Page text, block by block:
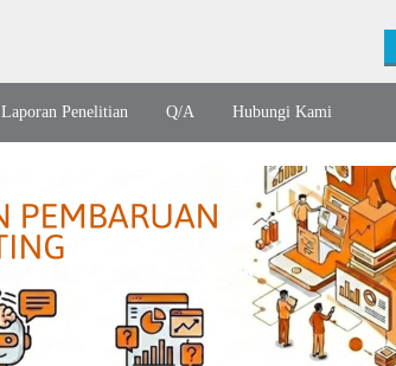
Laporan Penelitian Q/A Hubungi Kami